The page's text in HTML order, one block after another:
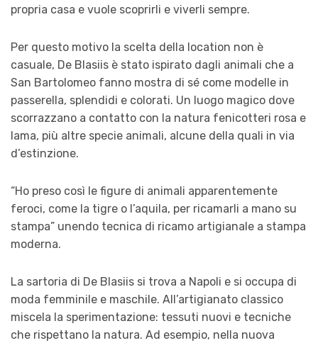
propria casa e vuole scoprirli e viverli sempre.
Per questo motivo la scelta della location non è
casuale, De Blasiis è stato ispirato dagli animali che a
San Bartolomeo fanno mostra di sé come modelle in
passerella, splendidi e colorati. Un luogo magico dove
scorrazzano a contatto con la natura fenicotteri rosa e
lama, più altre specie animali, alcune della quali in via
d’estinzione.
“Ho preso così le figure di animali apparentemente
feroci, come la tigre o l’aquila, per ricamarli a mano su
stampa” unendo tecnica di ricamo artigianale a stampa
moderna.
La sartoria di De Blasiis si trova a Napoli e si occupa di
moda femminile e maschile. All’artigianato classico
miscela la sperimentazione: tessuti nuovi e tecniche
che rispettano la natura. Ad esempio, nella nuova